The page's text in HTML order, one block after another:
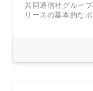
共同通信社グルー
リースの基本的な